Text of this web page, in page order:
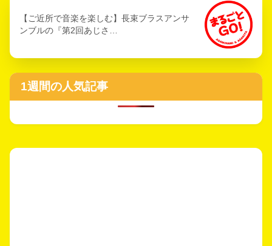
【ご近所で音楽を楽しむ】長束ブラスアンサ
ンブルの『第2回あじさ…
1週間の人気記事